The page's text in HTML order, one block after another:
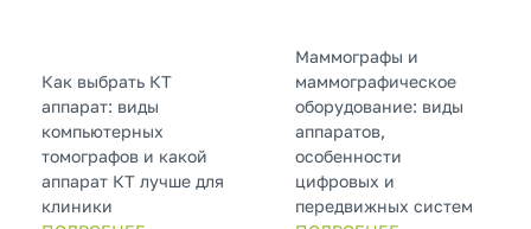
Как выбрать КТ
аппарат: виды
компьютерных
томографов и какой
аппарат КТ лучше для
клиники
Маммографы и
маммографическое
оборудование: виды
аппаратов,
особенности
цифровых и
передвижных систем